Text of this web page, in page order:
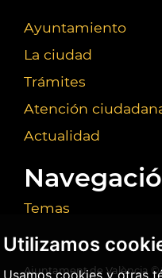
Utilizamos
Usamos cookies y otras
Ayuntamiento
La ciudad
Trámites
Atención
Actualidad
Temas
Ajuntament de València ©